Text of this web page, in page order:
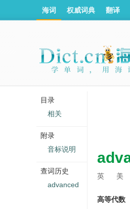
英 美
高等代数
海词 权威词典 翻译
目录
相关
附录
音标说明
查词历史
advanced